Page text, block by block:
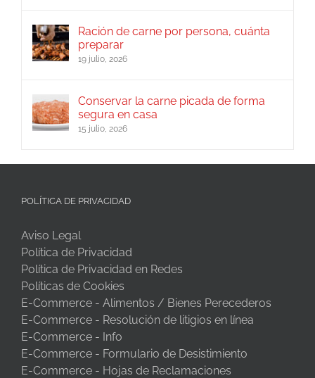
Ración de carne por persona, cuánta
preparar
19 julio, 2026
Conservar la carne picada de forma
segura en casa
15 julio, 2026
POLÍTICA DE PRIVACIDAD
Aviso Legal
Política de Privacidad
Política de Privacidad en Redes
Políticas de Cookies
E-Commerce - Alimentos / Bienes Perecederos
E-Commerce - Resolución de litigios en línea
E-Commerce - Info
E-Commerce - Formulario de Desistimiento
E-Commerce - Hojas de Reclamaciones